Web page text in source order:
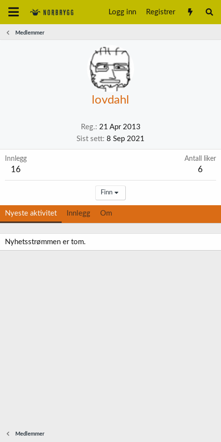
Logg inn Registrer
Medlemmer
lovdahl
Reg. 21 Apr 2013
Sist sett 8 Sep 2021
Innlegg
16
Antall liker
6
Finn
Nyeste aktivitet Innlegg Om
Nyhetsstrømmen er tom.
Medlemmer